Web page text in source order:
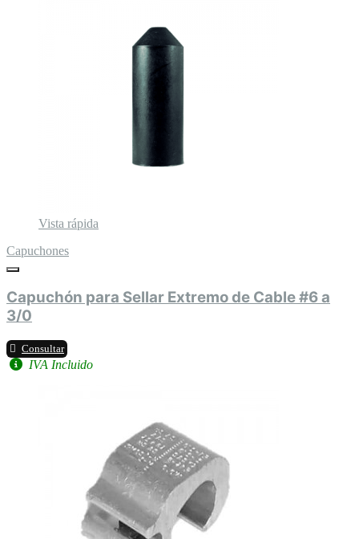
Vista rápida
Capuchones
Capuchón para Sellar Extremo de Cable #6 a
3/0
Consultar
IVA Incluido